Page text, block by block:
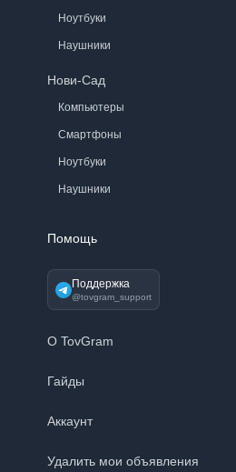
Ноутбуки
Наушники
Нови-Сад
Компьютеры
Смартфоны
Ноутбуки
Наушники
Помощь
Поддержка
@tovgram_support
О TovGram
Гайды
Аккаунт
Удалить мои объявления